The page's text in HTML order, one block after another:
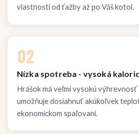
vlastnosti od ťažby až po Váš kotol.
02
Nízka spotreba - vysoká
Hrášok má veľmi vysokú
umožňuje dosiahnuť akúkoľvek
ekonomickom spaľovaní.